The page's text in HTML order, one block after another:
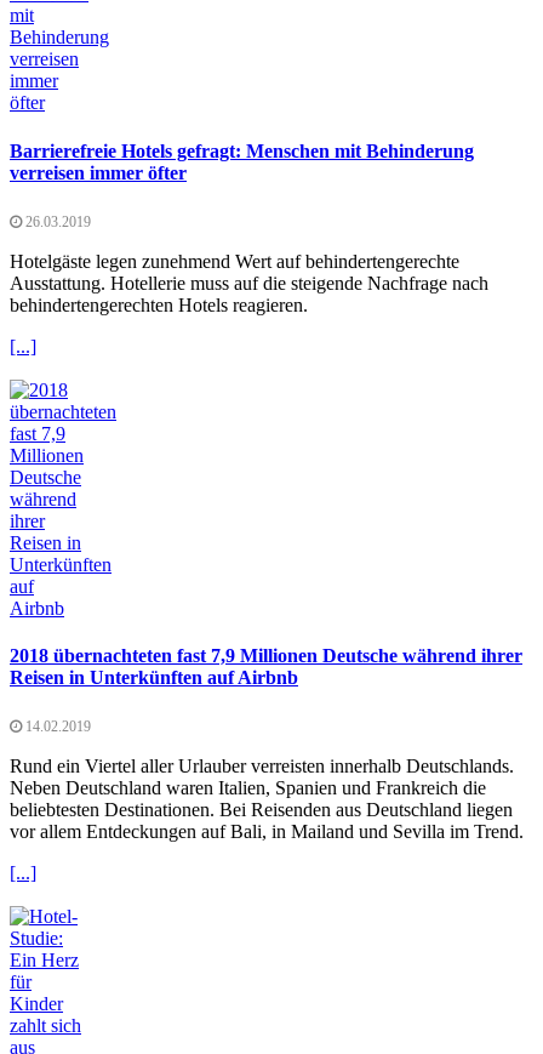
Barrierefreie Hotels gefragt: Menschen mit Behinderung
verreisen immer öfter
26.03.2019
Hotelgäste legen zunehmend Wert auf behindertengerechte
Ausstattung. Hotellerie muss auf die steigende Nachfrage nach
behindertengerechten Hotels reagieren.
[...]
2018 übernachteten fast 7,9 Millionen Deutsche während ihrer
Reisen in Unterkünften auf Airbnb
14.02.2019
Rund ein Viertel aller Urlauber verreisten innerhalb Deutschlands.
Neben Deutschland waren Italien, Spanien und Frankreich die
beliebtesten Destinationen. Bei Reisenden aus Deutschland liegen
vor allem Entdeckungen auf Bali, in Mailand und Sevilla im Trend.
[...]